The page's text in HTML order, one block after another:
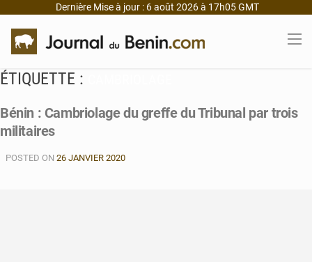
Dernière Mise à jour : 6 août 2026 à 17h05 GMT
ÉTIQUETTE :
Bénin : Cambriolage du greffe du Tribunal par trois
militaires
POSTED ON 26 JANVIER 2020